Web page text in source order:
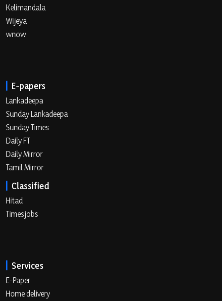
Kelimandala
Wijeya
wnow
E-papers
Lankadeepa
Sunday Lankadeepa
Sunday Times
Daily FT
Daily Mirror
Tamil Mirror
Classified
Hitad
Timesjobs
Services
E-Paper
Home delivery